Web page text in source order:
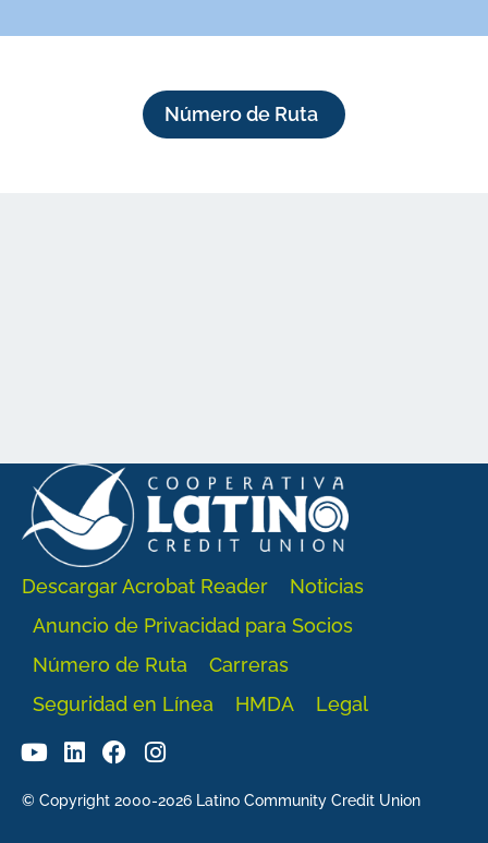
Número de Ruta
Descargar Acrobat Reader
Noticias
Anuncio de Privacidad para Socios
Número de Ruta
Carreras
Seguridad en Línea
HMDA Legal
© Copyright 2000-2026 Latino Community Credit Union